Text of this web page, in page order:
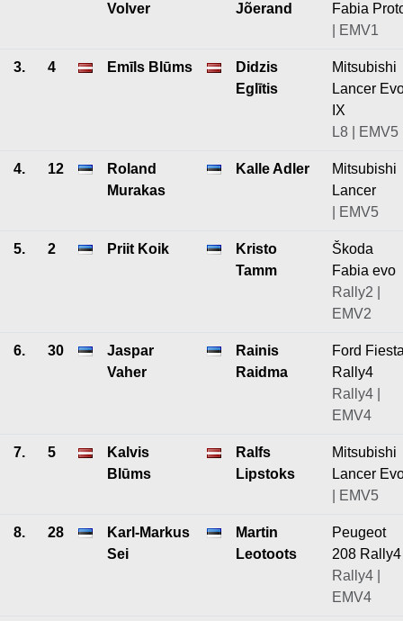
Volver
Jõerand
Fabia
| EMV1
3. 4 Emīls Blūms
Didzis
Eglītis
Mitsubishi
Lancer
IX
L8 | EMV5
4. 12
Roland
Murakas
Kalle Adler
Mitsubishi
Lancer
| EMV5
5. 2 Priit Koik
Kristo
Tamm
Škoda
Fabia evo
Rally2 |
EMV2
6. 30
Jaspar
Vaher
Rainis
Raidma
Ford
Rally4
Rally4 |
EMV4
7. 5
Kalvis
Blūms
Ralfs
Lipstoks
Mitsubishi
Lancer
| EMV5
8. 28
Karl-Markus
Sei
Martin
Leotoots
Peugeot
208 Rally4
Rally4 |
EMV4